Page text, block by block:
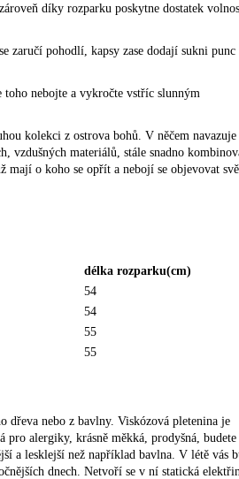
díky rozparku poskytne dostatek
zaručí pohodlí, kapsy zase dodají sukni punc
nebojte a vykročte vstříc slunným
kolekci z ostrova bohů. V něčem navazuje
vzdušných materiálů, stále snadno
mají o koho se opřít a nebojí se objevovat
délka rozparku(cm)
54
54
55
55
dřeva nebo z bavlny. Viskózová pletenina je
alergiky, krásně měkká, prodyšná,
a lesklejší než například bavlna. V létě vás
dnech. Netvoří se v ní statická